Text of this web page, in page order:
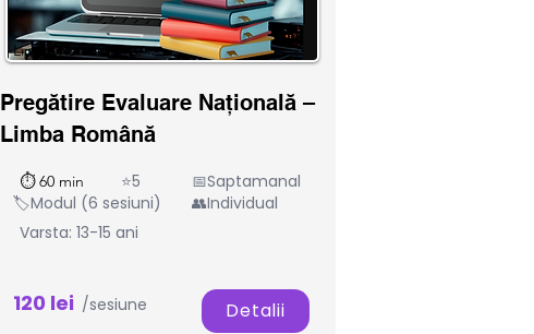
Limba Română
Pregătire Evaluare Națională –
Limba Română
⏱ 60 min
⭐5
🏷️Modul (6 sesiuni)
📅Saptamanal
👥Individual
Varsta: 13-15 ani
120 lei /sesiune Detalii